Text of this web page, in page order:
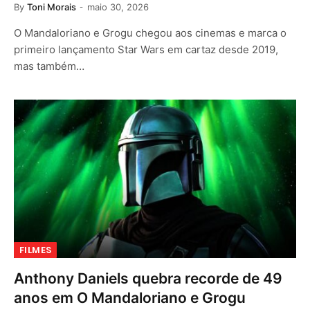
By Toni Morais maio 30, 2026
O Mandaloriano e Grogu chegou aos cinemas e marca o
primeiro lançamento Star Wars em cartaz desde 2019,
mas também…
FILMES
Anthony Daniels quebra recorde de 49
anos em O Mandaloriano e Grogu